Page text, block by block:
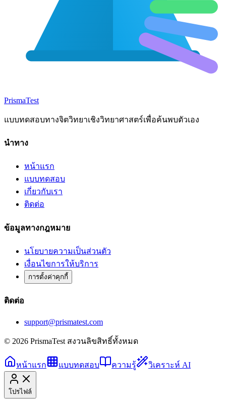
PrismaTest
แบบทดสอบทางจิตวิทยาเชิงวิทยาศาสตร์เพื่อค้นพบตัวเอง
นำทาง
หน้าแรก
แบบทดสอบ
เกี่ยวกับเรา
ติดต่อ
ข้อมูลทางกฎหมาย
นโยบายความเป็นส่วนตัว
เงื่อนไขการให้บริการ
การตั้งค่าคุกกี้
ติดต่อ
support@prismatest.com
© 2026 PrismaTest สงวนลิขสิทธิ์ทั้งหมด
หน้าแรก แบบทดสอบ ความรู้ วิเคราะห์ AI
โปรไฟล์